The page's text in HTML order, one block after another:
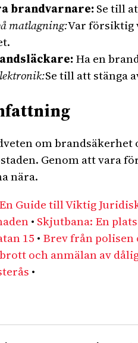
brandvarnare:Se till
matlagning:Var försiktig
Ha en
Se till att stänga
om
Genom att vara
nära.
Guide till Viktig
• Skjutbana: En
15 • Brev från polisen
och anmälan av
•